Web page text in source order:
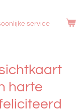
service
harte